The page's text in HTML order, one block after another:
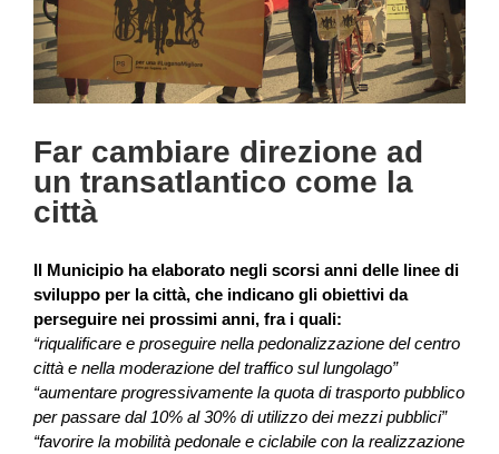
Far cambiare direzione ad
un transatlantico come la
città
Il Municipio ha elaborato negli scorsi anni delle linee di
sviluppo per la città, che indicano gli obiettivi da
perseguire nei prossimi anni, fra i quali:
“riqualificare e proseguire nella pedonalizzazione del centro
città e nella moderazione del traffico sul lungolago”
“aumentare progressivamente la quota di trasporto pubblico
per passare dal 10% al 30% di utilizzo dei mezzi pubblici”
“favorire la mobilità pedonale e ciclabile con la realizzazione